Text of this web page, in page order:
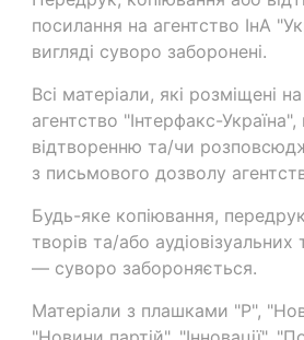
посилання на агентство ІнА
вигляді суворо заборонені.
Всі матеріали, які розміщені
агентство "Інтерфакс-
відтворенню та/чи
з письмового дозволу
Будь-яке копіювання,
творів та/або
— суворо забороняється.
Матеріали з плашками "Р",